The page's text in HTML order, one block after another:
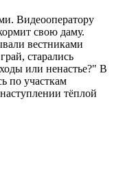
Видеооператору
свою даму.
вестниками
старались
или ненастье?" В
по участкам
тёплой